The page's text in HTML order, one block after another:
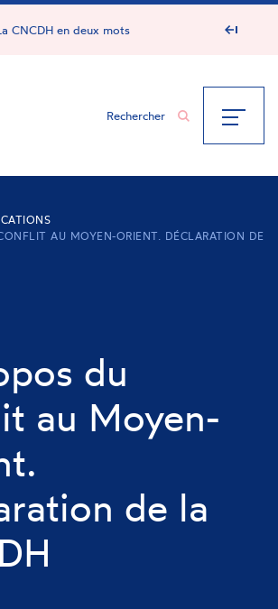
cookies
CNCDH en deux mots
AU MOYEN-ORIENT. DÉCLARATION DE
du
au Moyen-
de la